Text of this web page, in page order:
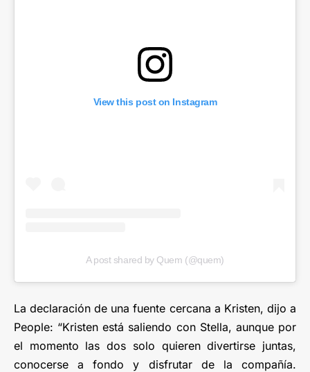
View this post on Instagram
A post shared by Quem (@quem)
La declaración de una fuente cercana a Kristen, dijo a
People: “Kristen está saliendo con Stella, aunque por
el momento las dos solo quieren divertirse juntas,
conocerse a fondo y disfrutar de la compañía.